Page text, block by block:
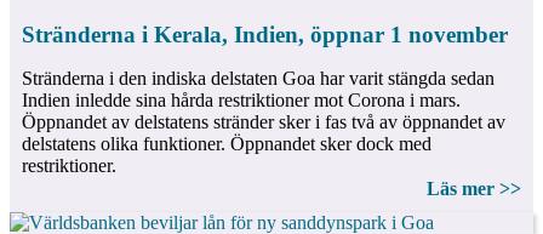
Reseförslag
Forum
Nya forumet
Indienbloggen
Forumarkiv
Stränderna i Kerala, Indien, öppnar 1 november
Stränderna i den indiska delstaten Goa har varit stängda sedan
Indien inledde sina hårda restriktioner mot Corona i mars.
Öppnandet av delstatens stränder sker i fas två av öppnandet av
delstatens olika funktioner. Öppnandet sker dock med
restriktioner.
Läs mer >>